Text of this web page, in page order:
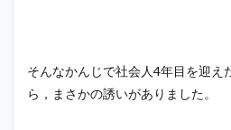
そんなかんじで社会人4年目を迎え
ら，まさかの誘いがありました。